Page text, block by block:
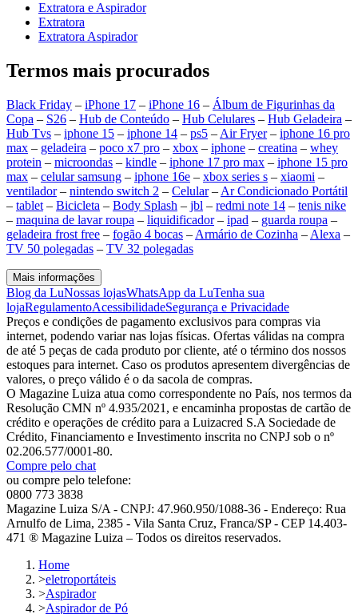
Extratora e Aspirador
Extratora
Extratora Aspirador
Termos mais procurados
Black Friday – iPhone 17 – iPhone 16 – Álbum de Figurinhas da
Copa – S26 – Hub de Conteúdo – Hub Celulares – Hub Geladeira –
Hub Tvs – iphone 15 – iphone 14 – ps5 – Air Fryer– iphone 16 pro
max – geladeira – poco x7 pro – xbox – iphone – creatina – whey
protein – microondas – kindle – iphone 17 pro max – iphone 15 pro
max – celular samsung – iphone 16e – xbox series s – xiaomi –
ventilador– nintendo switch 2 – Celular– Ar Condicionado Portátil
– tablet – Bicicleta – Body Splash – jbl – redmi note 14 – tenis nike
– maquina de lavar roupa – liquidificador– ipad – guarda roupa –
geladeira frost free – fogão 4 bocas – Armário de Cozinha – Alexa –
TV 50 polegadas – TV 32 polegadas
Mais informações
Blog da LuNossas lojasWhatsApp da LuTenha sua
lojaRegulamentoAcessibilidadeSegurança e Privacidade
Preços e condições de pagamento exclusivos para compras via
internet, podendo variar nas lojas físicas. Ofertas válidas na compra
de até 5 peças de cada produto por cliente, até o término dos nossos
estoques para internet. Caso os produtos apresentem divergências de
valores, o preço válido é o da sacola de compras.
O Magazine Luiza atua como correspondente no País, nos termos da
Resolução CMN nº 4.935/2021, e encaminha propostas de cartão de
crédito e operações de crédito para a Luizacred S.A Sociedade de
Crédito, Financiamento e Investimento inscrita no CNPJ sob o nº
02.206.577/0001-80.
Compre pelo chat
ou compre pelo telefone:
0800 773 3838
Magazine Luiza S/A - CNPJ: 47.960.950/1088-36 - Endereço: Rua
Arnulfo de Lima, 2385 - Vila Santa Cruz, Franca/SP - CEP 14.403-
471 ® Magazine Luiza – Todos os direitos reservados.
Home
>eletroportáteis
>Aspirador
>Aspirador de Pó